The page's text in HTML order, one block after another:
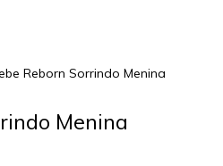
Reborn Sorrindo Menina
Menina